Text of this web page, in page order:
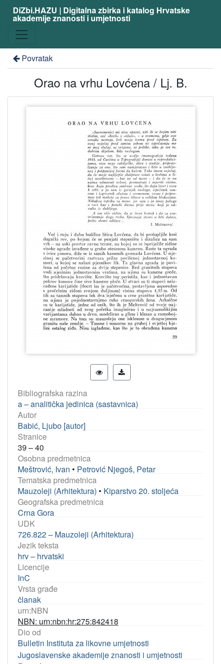
DiZbi.HAZU | Digitalna zbirka i katalog Hrvatske
akademije znanosti i umjetnosti
Povratak
Orao na vrhu Lovćena / Lj. B.
Bibliografska razina
a – analitička jedinica (sastavnica)
Autor
Babić, Ljubo [autor]
Stranice
39 – 40
Osobna predmetnica
Meštrović, Ivan • Petrović Njegoš, Petar
Tematska predmetnica
Mauzoleji (Arhitektura) • Kiparstvo 20. stoljeća
Geografska predmetnica
Crna Gora
UDK
726.822 – Mauzoleji (Arhitektura)
Jezik teksta
hrv – hrvatski
Licencije
InC
Vrsta građe
članak
urn:NBN
NBN: urn:nbn:hr:275:842418
Dio od
Bulletin Instituta za likovne umjetnosti
Jugoslavenske akademije znanosti i umjetnosti